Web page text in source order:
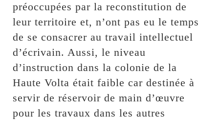
préoccupées par la reconstitution de
leur territoire et, n’ont pas eu le temps
de se consacrer au travail intellectuel
d’écrivain. Aussi, le niveau
d’instruction dans la colonie de la
Haute Volta était faible car destinée à
servir de réservoir de main d’œuvre
pour les travaux dans les autres